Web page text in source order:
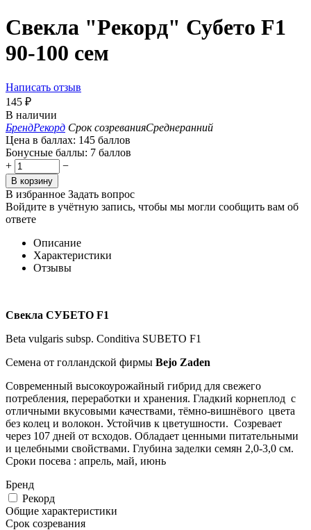
Свекла "Рекорд" Субето F1
90-100 сем
Написать отзыв
145 ₽
В наличии
БрендРекорд Срок созреванияСреднеранний
Цена в баллах: 145 баллов
Бонусные баллы: 7 баллов
+
−
В корзину
В избранное Задать вопрос
Войдите в учётную запись, чтобы мы могли сообщить вам об
ответе
Описание
Характеристики
Отзывы
Свекла СУБЕТО F1
Beta vulgaris subsp. Conditiva SUBETO F1
Семена от голландской фирмы Bejo Zaden
Современный высокоурожайный гибрид для свежего
потребления, переработки и хранения. Гладкий корнеплод с
отличными вкусовыми качествами, тёмно-вишнёвого цвета
без колец и волокон. Устойчив к цветушности. Созревает
через 107 дней от всходов. Обладает ценными питательными
и целебными свойствами. Глубина заделки семян 2,0-3,0 см.
Сроки посева : апрель, май, июнь
Бренд
Рекорд
Общие характеристики
Срок созревания